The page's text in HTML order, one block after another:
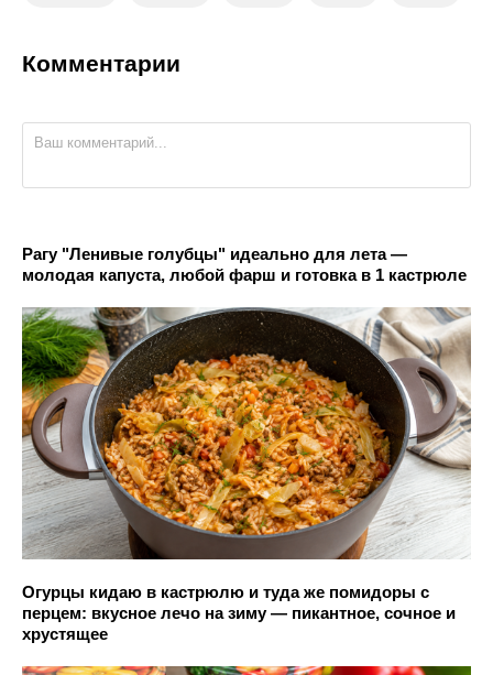
Комментарии
Рагу "Ленивые голубцы" идеально для лета —
молодая капуста, любой фарш и готовка в 1 кастрюле
Огурцы кидаю в кастрюлю и туда же помидоры с
перцем: вкусное лечо на зиму — пикантное, сочное и
хрустящее